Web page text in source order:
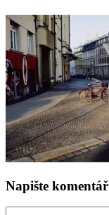
Napište komentář